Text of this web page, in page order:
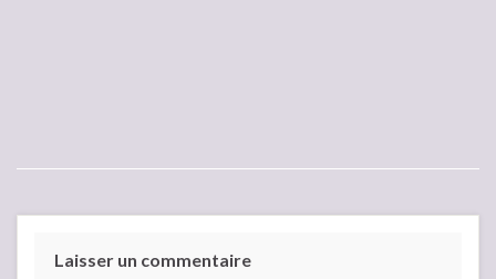
Laisser un commentaire